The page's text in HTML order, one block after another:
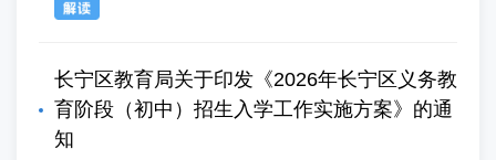
长宁区教育局关于印发《2026年长宁区义务教
育阶段（初中）招生入学工作实施方案》的通
知